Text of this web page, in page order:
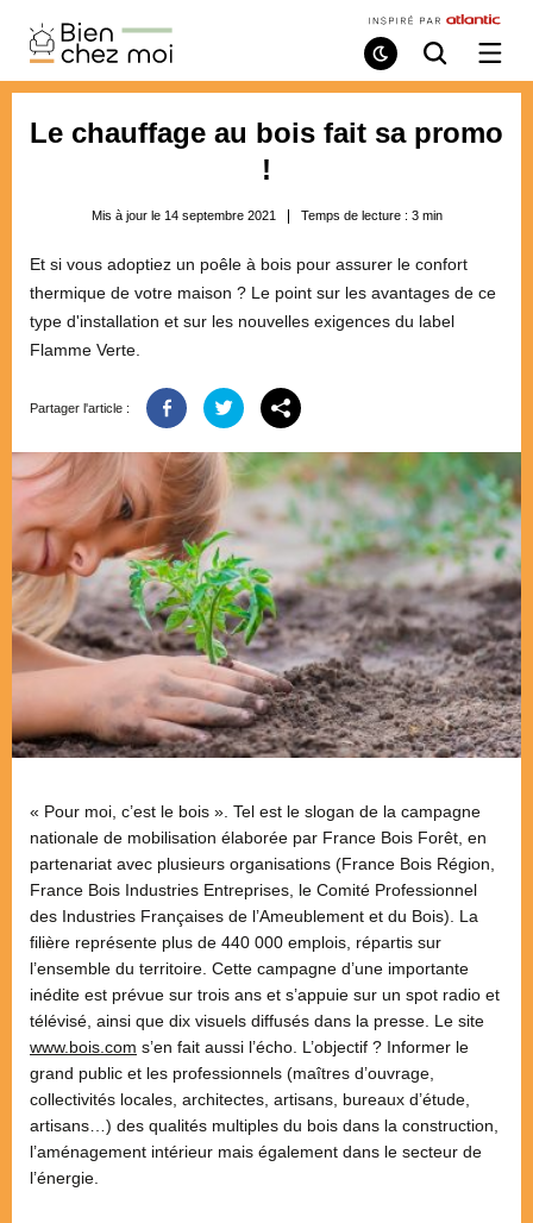
Bien
Chez
Moi
Mode
de
Recherche
/
menu
Le chauffage au bois fait sa promo
!
Mis à jour le 14 septembre 2021 Temps de lecture : 3 min
Et si vous adoptiez un poêle à bois pour assurer le confort
thermique de votre maison ? Le point sur les avantages de ce
type d'installation et sur les nouvelles exigences du label
Flamme Verte.
Partager l'article :
« Pour moi, c’est le bois ». Tel est le slogan de la campagne
nationale de mobilisation élaborée par France Bois Forêt, en
partenariat avec plusieurs organisations (France Bois Région,
France Bois Industries Entreprises, le Comité Professionnel
des Industries Françaises de l’Ameublement et du Bois). La
filière représente plus de 440 000 emplois, répartis sur
l’ensemble du territoire. Cette campagne d’une importante
inédite est prévue sur trois ans et s’appuie sur un spot radio et
télévisé, ainsi que dix visuels diffusés dans la presse. Le site
www.bois.com s’en fait aussi l’écho. L’objectif ? Informer le
grand public et les professionnels (maîtres d’ouvrage,
collectivités locales, architectes, artisans, bureaux d’étude,
artisans…) des qualités multiples du bois dans la construction,
l’aménagement intérieur mais également dans le secteur de
l’énergie.